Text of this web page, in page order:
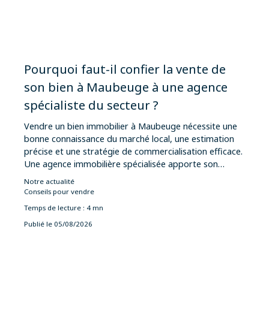
Pourquoi faut-il confier la vente de
son bien à Maubeuge à une agence
spécialiste du secteur ?
Vendre un bien immobilier à Maubeuge nécessite une
bonne connaissance du marché local, une estimation
précise et une stratégie de commercialisation efficace.
Une agence immobilière spécialisée apporte son
expertise pour fixer le juste prix, valoriser le logement,
diffuser l'annonce auprès d'acquéreurs qualifiés et
à sa parfaite connaissance du secteur et à son
accompagnement personnalisé, Bruyère Immo
Notre actualité
Conseils pour vendre
Temps de lecture : 4 mn
Publié le 05/08/2026